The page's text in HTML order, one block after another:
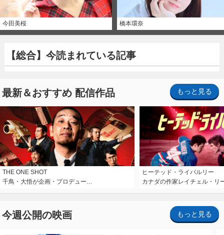
今田美桜 橋本環奈
【総合】今読まれている記事
最新＆おすすめ 配信作品 もっと見る
THE ONE SHOT
千鳥・大悟が企画・プロデュー…
ヒーテッド・ライバルリー
カナダの作家レイチェル・リ
今週公開の映画 もっと見る